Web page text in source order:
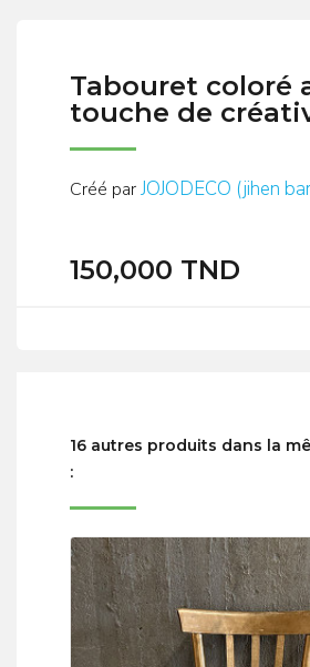
Tabouret coloré
touche de
Créé parJOJODECO (jihen
150,000 TND
16 autres produits dans la
: